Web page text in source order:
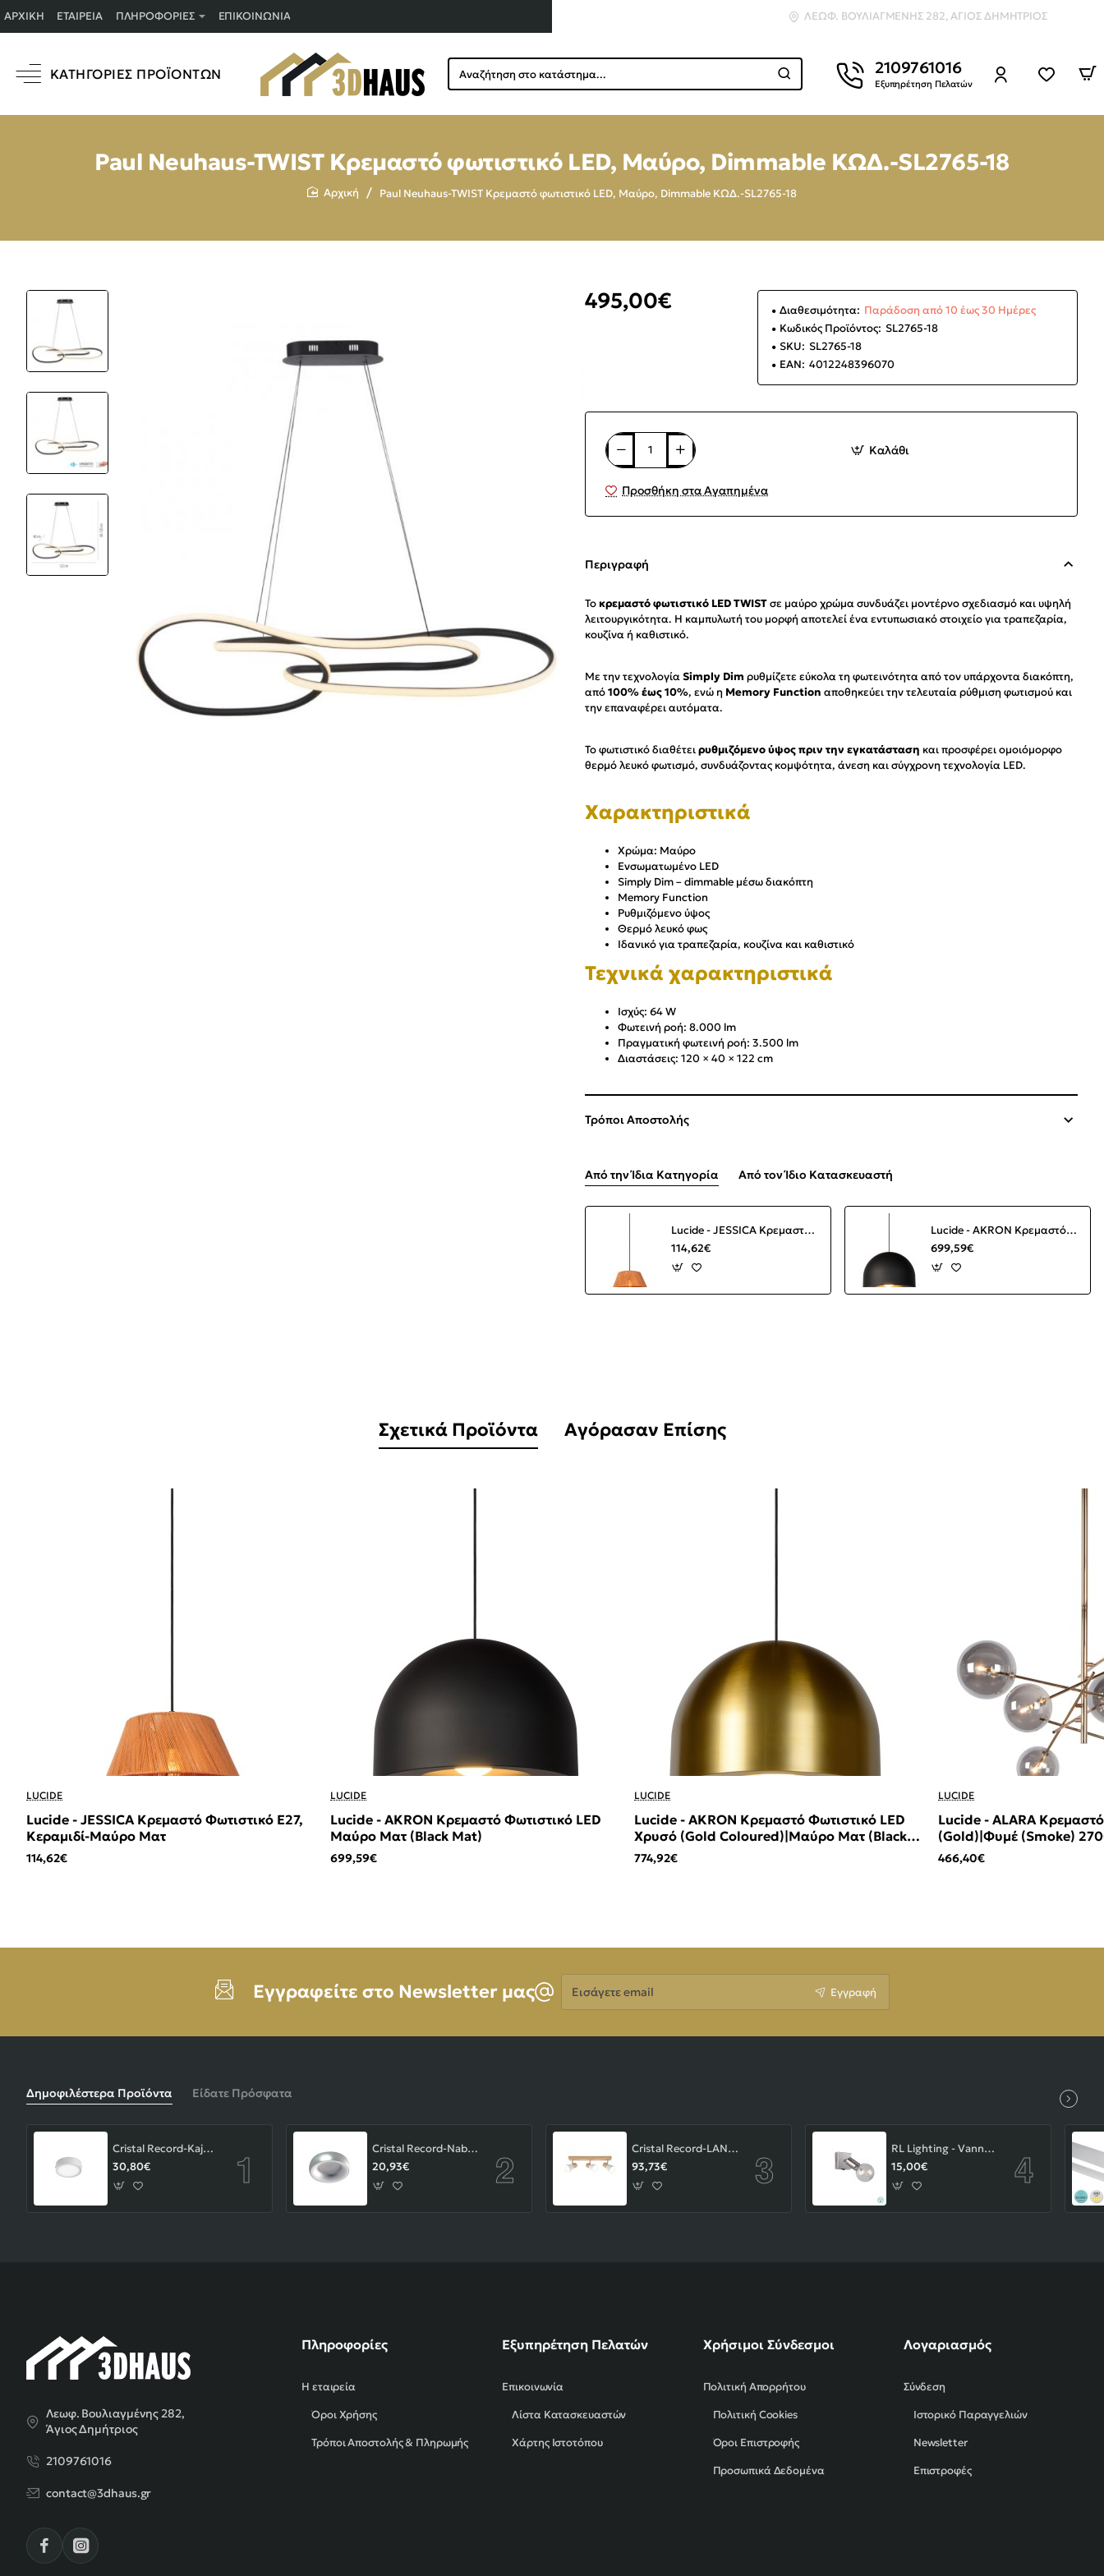
ΑΡΧΙΚΉ ΕΤΑΙΡΕΊΑ ΠΛΗΡΟΦΟΡΊΕΣ ΕΠΙΚΟΙΝΩΝΊΑ ΛΕΩΦ. ΒΟΥΛΙΑΓΜΈΝΗΣ 282, ΆΓΙΟΣ ΔΗΜΉΤΡΙΟΣ
ΚΑΤΗΓΟΡΊΕΣ ΠΡΟΪΌΝΤΩΝ
Αναζήτηση
στο
2109761016
Εξυπηρέτηση Πελατών
Paul Neuhaus-TWIST Κρεμαστό φωτιστικό LED, Μαύρο, Dimmable ΚΩΔ.-SL2765-18
Paul Neuhaus-TWIST Κρεμαστό φωτιστικό LED, Μαύρο, Dimmable ΚΩΔ.-SL2765-18
495,00€ Διαθεσιμότητα: Παράδοση από 10 έως 30 Ημέρες
Κωδικός Προϊόντος: SL2765-18
SKU: SL2765-18
EAN: 4012248396070
Καλάθι
Προσθήκη στα Αγαπημένα
Περιγραφή
Τοκρεμαστό φωτιστικό LED TWISTσε μαύρο χρώμα συνδυάζει μοντέρνο σχεδιασμό και υψηλή
λειτουργικότητα. Η καμπυλωτή του μορφή αποτελεί ένα εντυπωσιακό στοιχείο για τραπεζαρία,
κουζίνα ή καθιστικό.
Με την τεχνολογίαSimply Dim ρυθμίζετε εύκολα τη φωτεινότητα από τον υπάρχοντα διακόπτη,
από100% έως 10%, ενώ η Memory Function αποθηκεύει την τελευταία ρύθμιση φωτισμού και
την επαναφέρει αυτόματα.
Το φωτιστικό διαθέτειρυθμιζόμενο ύψος πριν την εγκατάσταση και προσφέρει ομοιόμορφο
θερμό λευκό φωτισμό, συνδυάζοντας κομψότητα, άνεση και σύγχρονη τεχνολογία LED.
Χαρακτηριστικά
Χρώμα: Μαύρο
Ενσωματωμένο LED
Simply Dim – dimmable μέσω διακόπτη
Memory Function
Ρυθμιζόμενο ύψος
Θερμό λευκό φως
Ιδανικό για τραπεζαρία, κουζίνα και καθιστικό
Τεχνικά χαρακτηριστικά
Ισχύς: 64 W
Φωτεινή ροή: 8.000 lm
Πραγματική φωτεινή ροή: 3.500 lm
Διαστάσεις: 120 × 40 × 122 cm
Τρόποι Αποστολής
Από την Ίδια Κατηγορία Από τον Ίδιο Κατασκευαστή
Lucide - JESSICA Κρεμαστό Φωτιστικό E27, Κεραμιδί-Μαύρο Ματ
114,62€
Lucide - AKRON Κρεμαστό Φωτιστικό LED Μαύρο Ματ (Black Mat)
699,59€
Σχετικά Προϊόντα Αγόρασαν Επίσης
LUCIDE
Lucide - JESSICA Κρεμαστό Φωτιστικό E27,
Κεραμιδί-Μαύρο Ματ
114,62€
LUCIDE
Lucide - AKRON Κρεμαστό Φωτιστικό LED
Μαύρο Ματ (Black Mat)
699,59€
LUCIDE
Lucide - AKRON Κρεμαστό Φωτιστικό LED
Χρυσό (Gold Coloured)|Μαύρο Ματ (Black
Mat)
774,92€
LUCIDE
Lucide - ALARA
(Gold)|Φυμέ (Smoke)
466,40€
Εγγραφείτε στο Newsletter μας
Εισάγετε
email
Εγγραφή
Δημοφιλέστερα Προϊόντα Είδατε Πρόσφατα
Cristal Record-Kaju Φωτιστικό Οροφής/Επιτοίχιο LED 8W, Γκρι
30,80€
Cristal Record-Nabila Χωνευτό Σποτ GU10 ΚΩΔ.-01-180-01-281
20,93€
Cristal Record-LAN Φωτιστικού οροφής Ε14 ΚΩΔ.-43-103-14-000
93,73€
RL Lighting - Vannes Επιτοίχιο Φωτιστικό Σποτ 1xE27 Νίκελ Ματ ΚΩΔ.-R80181707
15,00€
Λεωφ. Βουλιαγμένης 282,
Άγιος Δημήτριος
2109761016
contact@3dhaus.gr
Πληροφορίες
Η εταιρεία
Όροι Χρήσης
Τρόποι Αποστολής & Πληρωμής
Εξυπηρέτηση Πελατών
Επικοινωνία
Λίστα Κατασκευαστών
Χάρτης Ιστοτόπου
Χρήσιμοι Σύνδεσμοι
Πολιτική Απορρήτου
Πολιτική Cookies
Όροι Επιστροφής
Προσωπικά Δεδομένα
Λογαριασμός
Σύνδεση
Ιστορικό Παραγγελιών
Newsletter
Επιστροφές